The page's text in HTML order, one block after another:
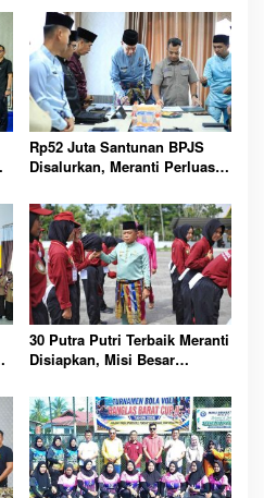
Rp52 Juta Santunan BPJS
Disalurkan, Meranti Perluas
30 Putra Putri Terbaik Meranti
Disiapkan, Misi Besar